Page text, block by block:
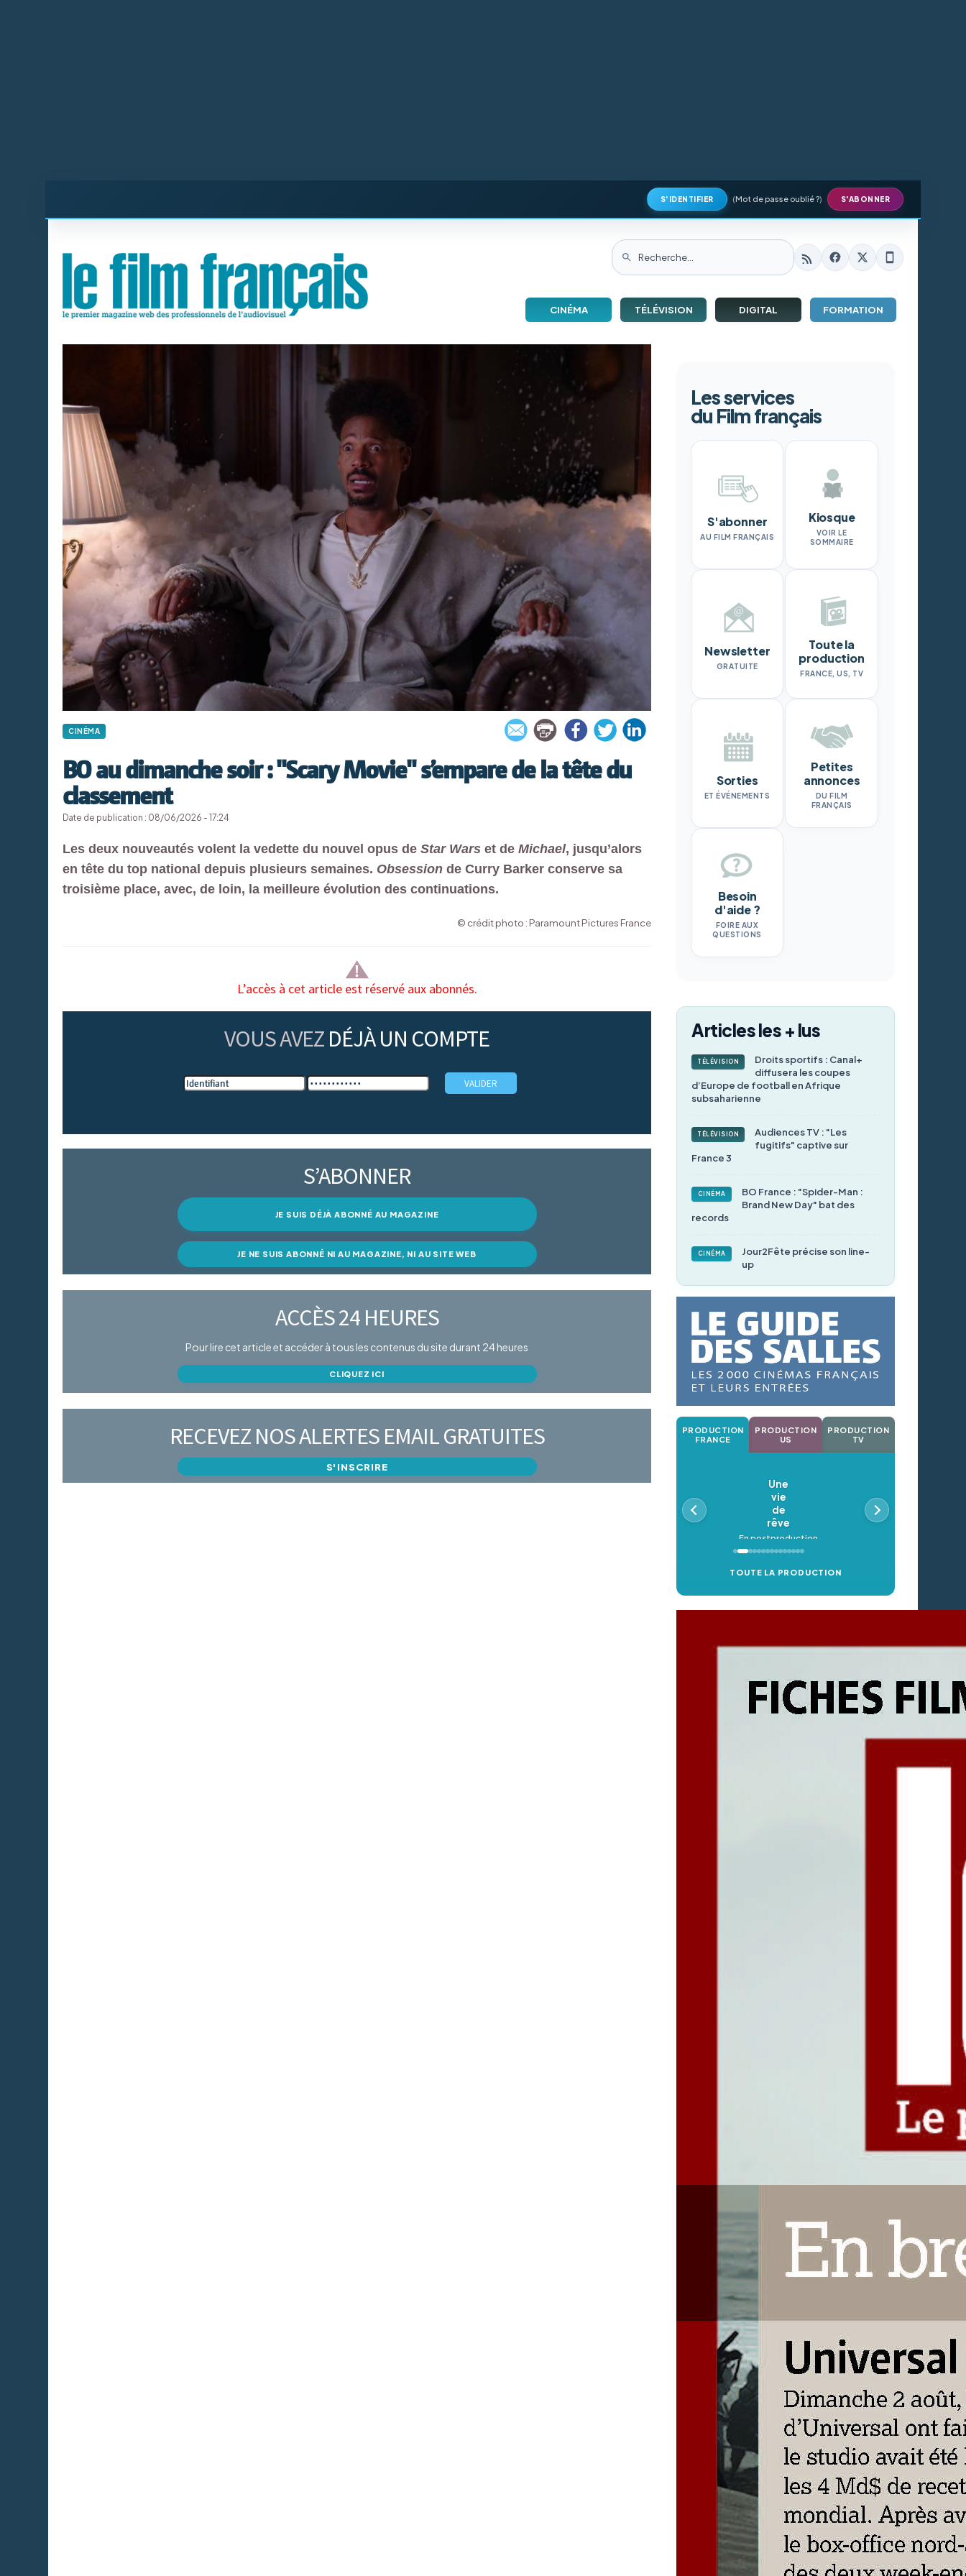
S'IDENTIFIER (Mot de passe oublié ?) S'ABONNER
CINÉMA TÉLÉVISION DIGITAL FORMATION
CINÉMA
BO au dimanche soir : "Scary Movie" s’empare de la tête du
classement
Date de publication : 08/06/2026 - 17:24
Les deux nouveautés volent la vedette du nouvel opus de Star Wars et de Michael, jusqu’alors
en tête du top national depuis plusieurs semaines. Obsession de Curry Barker conserve sa
troisième place, avec, de loin, la meilleure évolution des continuations.
© crédit photo : Paramount Pictures France
L’accès à cet article est réservé aux abonnés.
VOUS AVEZ DÉJÀ UN COMPTE
S’ABONNER
JE SUIS DÉJÀ ABONNÉ AU MAGAZINE
JE NE SUIS ABONNÉ NI AU MAGAZINE, NI AU SITE WEB
ACCÈS 24 HEURES
Pour lire cet article et accéder à tous les contenus du site durant 24 heures
CLIQUEZ ICI
RECEVEZ NOS ALERTES EMAIL GRATUITES
S'INSCRIRE
Les services
du Film français
S'abonner
AU FILM FRANÇAIS
Kiosque
VOIR LE
SOMMAIRE
Newsletter
GRATUITE
Toute la
production
FRANCE, US, TV
Sorties
ET ÉVÉNEMENTS
Petites
annonces
DU FILM
FRANÇAIS
Besoin
d'aide ?
FOIRE AUX
QUESTIONS
Articles les + lus
TÉLÉVISION
Droits sportifs : Canal+
diffusera les coupes
d’Europe de football en Afrique
subsaharienne
TÉLÉVISION
Audiences TV : "Les
fugitifs" captive sur
France 3
CINÉMA
BO France : "Spider-Man :
Brand New Day" bat des
records
CINÉMA
Jour2Fête précise son line-
up
PRODUCTION
FRANCE
PRODUCTION
US
PRODUCTION
TV
Une
vie
de
rêve
En postproduction
TOUTE LA PRODUCTION